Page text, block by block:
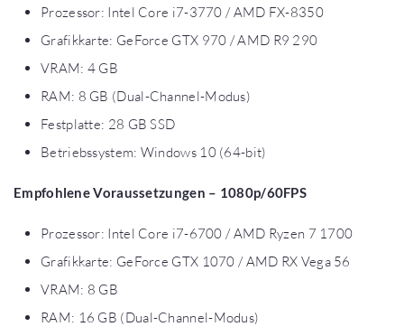
Prozessor: Intel Core i7-3770 / AMD FX-8350
Grafikkarte: GeForce GTX 970 / AMD R9 290
VRAM: 4 GB
RAM: 8 GB (Dual-Channel-Modus)
Festplatte: 28 GB SSD
Betriebssystem: Windows 10 (64-bit)
Empfohlene Voraussetzungen – 1080p/60FPS
Prozessor: Intel Core i7-6700 / AMD Ryzen 7 1700
Grafikkarte: GeForce GTX 1070 / AMD RX Vega 56
VRAM: 8 GB
RAM: 16 GB (Dual-Channel-Modus)